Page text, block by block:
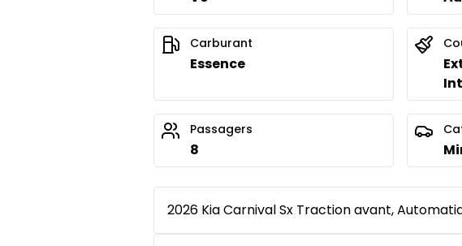
Carburant
Essence
Passagers
8
2026 Kia Carnival Sx Traction avant,